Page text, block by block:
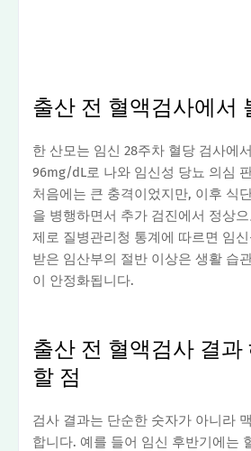
출산 전 혈액검사에서
한 산모는 임신 28주차 혈당 검사에
96mg/dL로 나와 임신성 당뇨 의심
처음에는 큰 충격이었지만, 이후 식
을 병행하면서 추가 검진에서 정상
제로 질병관리청 통계에 따르면 임
받은 임산부의 절반 이상은 생활 습
이 안정화됩니다.
출산 전 혈액검사 결과
할 점
검사 결과는 단순한 숫자가 아니라
합니다. 예를 들어 임신 후반기에는